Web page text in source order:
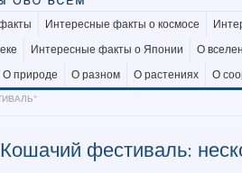
Интересные факты о космосе
Интересные факты о Японии
О
О природе О разном О растениях
О
Кошачий фестиваль: